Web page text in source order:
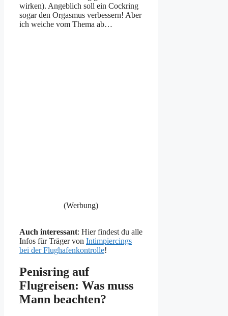
wirken). Angeblich soll ein Cockring
sogar den Orgasmus verbessern! Aber
ich weiche vom Thema ab…
(Werbung)
Auch interessant: Hier findest du alle
Infos für Träger von Intimpiercings
bei der Flughafenkontrolle!
Penisring auf
Flugreisen: Was muss
Mann beachten?